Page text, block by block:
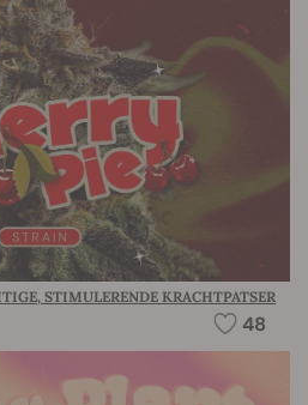
STIMULERENDE KRACHTPATSER
48